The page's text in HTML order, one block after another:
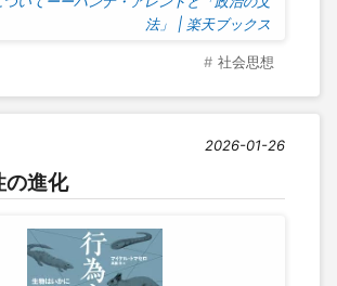
法」 | 楽天ブックス
社会思想
2026-01-26
の進化